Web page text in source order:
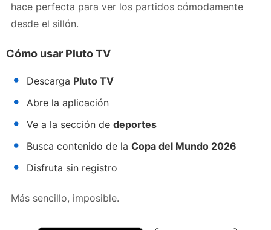
hace perfecta para ver los partidos cómodamente
desde el sillón.
Cómo usar Pluto TV
Descarga Pluto TV
Abre la aplicación
Ve a la sección de deportes
Busca contenido de la Copa del Mundo 2026
Disfruta sin registro
Más sencillo, imposible.